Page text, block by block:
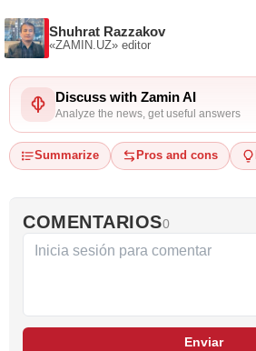
Shuhrat Razzakov
«ZAMIN.UZ» editor
Discuss with Zamin AI
Analyze the news, get useful answers
Summarize Pros and cons
COMENTARIOS0
Enviar